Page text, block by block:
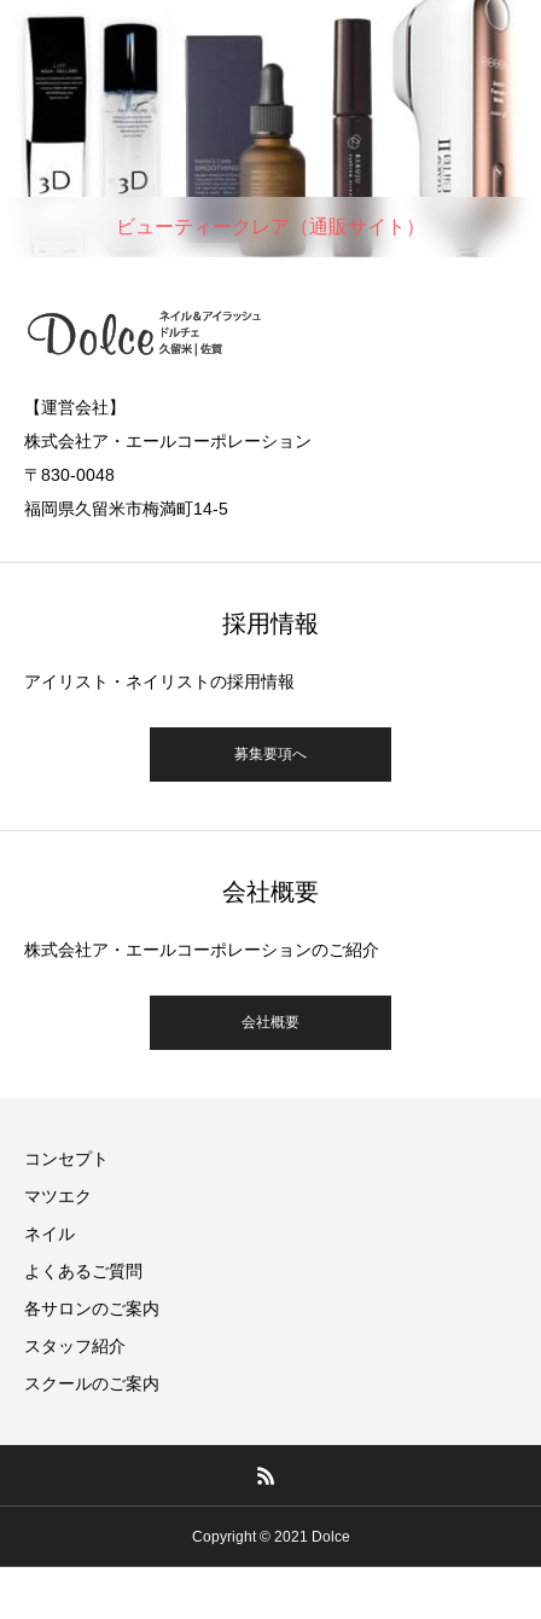
ビューティークレア（通販サイト）
【運営会社】
株式会社ア・エールコーポレーション
〒830-0048
福岡県久留米市梅満町14-5
採用情報
アイリスト・ネイリストの採用情報
募集要項へ
会社概要
株式会社ア・エールコーポレーションのご紹介
会社概要
コンセプト
マツエク
ネイル
よくあるご質問
各サロンのご案内
スタッフ紹介
スクールのご案内
Copyright © 2021 Dolce